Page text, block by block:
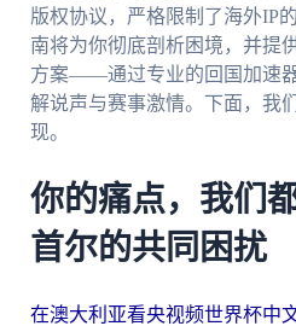
版权协议，严格限制了海外IP
南将为你彻底剖析困境，并提
方案——通过专业的回国加速
解说声与赛事激情。下面，我
现。
你的痛点，我们
首尔的共同困扰
在澳大利亚看央视频世界杯中